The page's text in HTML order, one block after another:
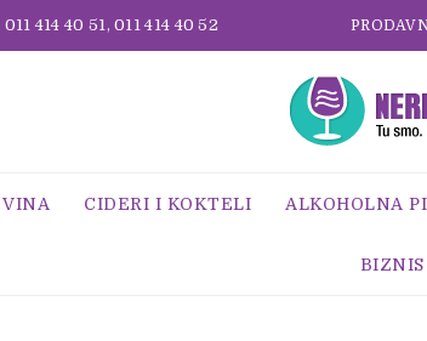
011 414 40 51,011 414 40 52
VINA CIDERI I KOKTELI ALKOHOLNA